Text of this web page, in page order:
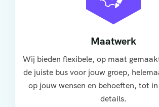
Maatwerk
Wij bieden flexibele, op maat
de juiste bus voor jouw groep,
op jouw wensen en behoeften, tot
details.